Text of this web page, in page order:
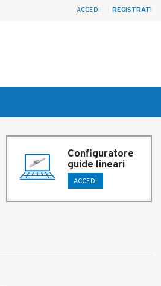
REGISTRATI
ACCEDI
Configuratore
guide lineari
ACCEDI